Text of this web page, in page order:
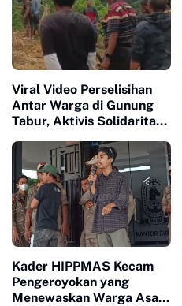
Viral Video Perselisihan
Antar Warga di Gunung
Tabur, Aktivis Solidaritas
Kinerja Kepolisian
Kader HIPPMAS Kecam
Pengeroyokan yang
Menewaskan Warga Asal